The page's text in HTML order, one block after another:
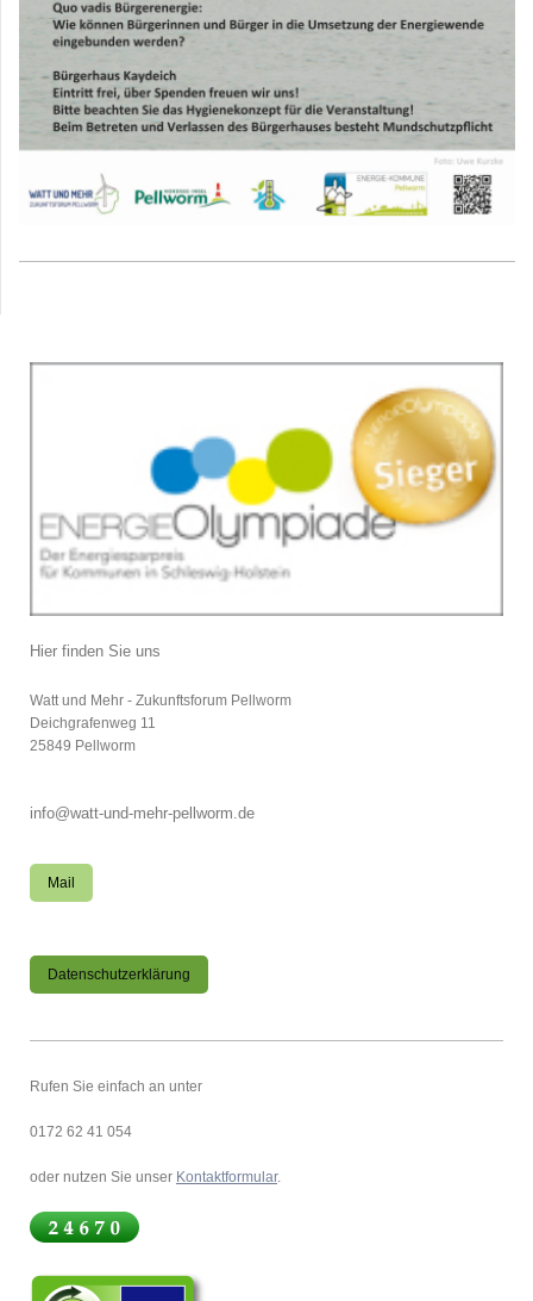
Hier finden Sie uns
Watt und Mehr - Zukunftsforum Pellworm
Deichgrafenweg 11
25849 Pellworm
info@watt-und-mehr-pellworm.de
Mail
Datenschutzerklärung
Rufen Sie einfach an unter
0172 62 41 054
oder nutzen Sie unser Kontaktformular.